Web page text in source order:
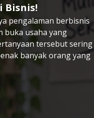
Bisnis!
pengalaman berbisnis
buka usaha yang
tersebut sering
banyak orang yang